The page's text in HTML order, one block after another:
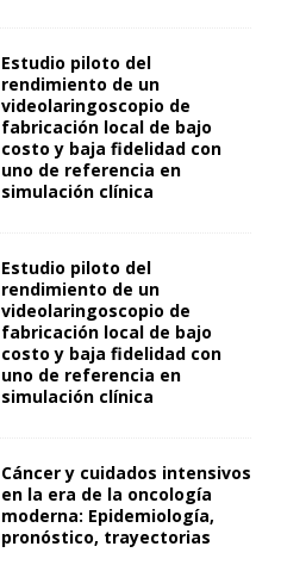
Estudio piloto del
rendimiento de un
videolaringoscopio de
fabricación local de bajo
costo y baja fidelidad con
uno de referencia en
simulación clínica
Estudio piloto del
rendimiento de un
videolaringoscopio de
fabricación local de bajo
costo y baja fidelidad con
uno de referencia en
simulación clínica
Cáncer y cuidados intensivos
en la era de la oncología
moderna: Epidemiología,
pronóstico, trayectorias